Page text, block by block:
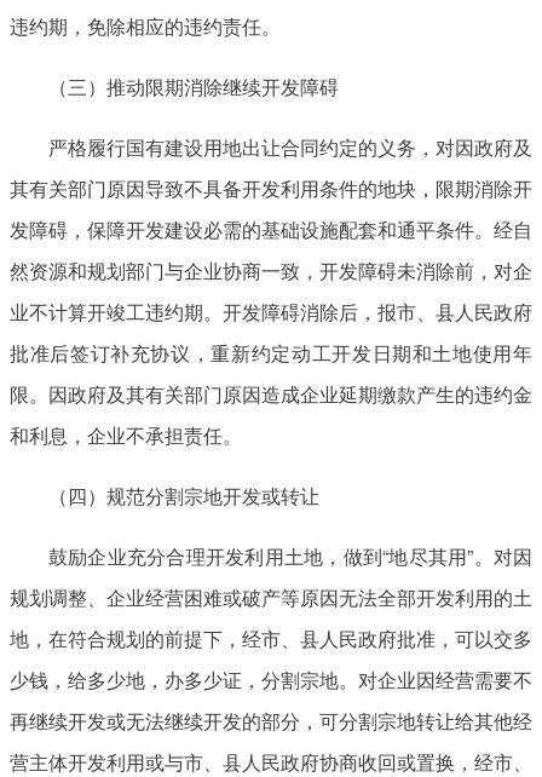
违约期，免除相应的违约责任。
（三）推动限期消除继续开发障碍
严格履行国有建设用地出让合同约定的义务，对因政府及
其有关部门原因导致不具备开发利用条件的地块，限期消除开
发障碍，保障开发建设必需的基础设施配套和通平条件。经自
然资源和规划部门与企业协商一致，开发障碍未消除前，对企
业不计算开竣工违约期。开发障碍消除后，报市、县人民政府
批准后签订补充协议，重新约定动工开发日期和土地使用年
限。因政府及其有关部门原因造成企业延期缴款产生的违约金
和利息，企业不承担责任。
（四）规范分割宗地开发或转让
鼓励企业充分合理开发利用土地，做到“地尽其用”。对因
规划调整、企业经营困难或破产等原因无法全部开发利用的土
地，在符合规划的前提下，经市、县人民政府批准，可以交多
少钱，给多少地，办多少证，分割宗地。对企业因经营需要不
再继续开发或无法继续开发的部分，可分割宗地转让给其他经
营主体开发利用或与市、县人民政府协商收回或置换，经市、